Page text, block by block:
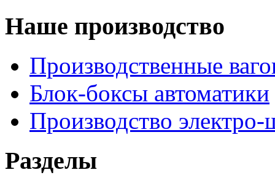
Наше производство
Производственные
Блок-боксы автоматики
Производство
Разделы